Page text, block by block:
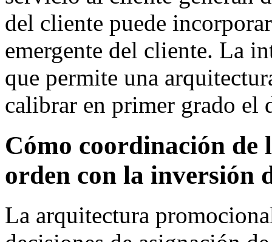
del cliente puede
emergente del cliente. La
que permite una
calibrar en primer grado el
Cómo coordinación
orden con la inversión
La arquitectura